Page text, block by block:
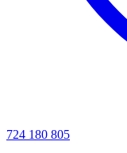
724 180 805